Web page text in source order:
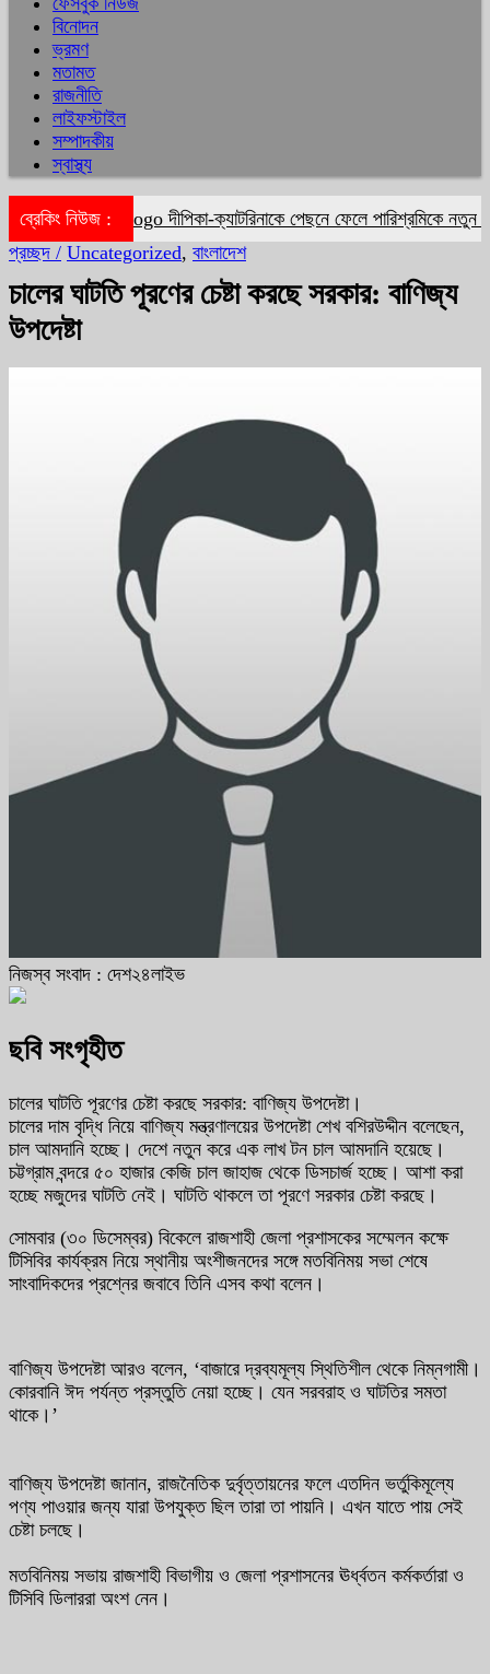
বিনোদন
ভ্রমণ
মতামত
রাজনীতি
লাইফস্টাইল
সম্পাদকীয়
স্বাস্থ্য
ব্রেকিং নিউজ :
দীপিকা-ক্যাটরিনাকে পেছনে ফেলে পারিশ্রমিকে নতুন
প্রচ্ছদ / Uncategorized, বাংলাদেশ
চালের ঘাটতি পূরণের চেষ্টা করছে সরকার: বাণিজ্য
উপদেষ্টা
নিজস্ব সংবাদ : দেশ২৪লাইভ
ছবি সংগৃহীত
চালের ঘাটতি পূরণের চেষ্টা করছে সরকার: বাণিজ্য উপদেষ্টা।
চালের দাম বৃদ্ধি নিয়ে বাণিজ্য মন্ত্রণালয়ের উপদেষ্টা শেখ বশিরউদ্দীন বলেছেন,
চাল আমদানি হচ্ছে। দেশে নতুন করে এক লাখ টন চাল আমদানি হয়েছে।
চট্টগ্রাম বন্দরে ৫০ হাজার কেজি চাল জাহাজ থেকে ডিসচার্জ হচ্ছে। আশা করা
হচ্ছে মজুদের ঘাটতি নেই। ঘাটতি থাকলে তা পূরণে সরকার চেষ্টা করছে।
সোমবার (৩০ ডিসেম্বর) বিকেলে রাজশাহী জেলা প্রশাসকের সম্মেলন কক্ষে
টিসিবির কার্যক্রম নিয়ে স্থানীয় অংশীজনদের সঙ্গে মতবিনিময় সভা শেষে
সাংবাদিকদের প্রশ্নের জবাবে তিনি এসব কথা বলেন।
বাণিজ্য উপদেষ্টা আরও বলেন, ‘বাজারে দ্রব্যমূল্য স্থিতিশীল থেকে নিম্নগামী।
কোরবানি ঈদ পর্যন্ত প্রস্তুতি নেয়া হচ্ছে। যেন সরবরাহ ও ঘাটতির সমতা
থাকে।’
বাণিজ্য উপদেষ্টা জানান, রাজনৈতিক দুর্বৃত্তায়নের ফলে এতদিন ভর্তুকিমূল্যে
পণ্য পাওয়ার জন্য যারা উপযুক্ত ছিল তারা তা পায়নি। এখন যাতে পায় সেই
চেষ্টা চলছে।
মতবিনিময় সভায় রাজশাহী বিভাগীয় ও জেলা প্রশাসনের ঊর্ধ্বতন কর্মকর্তারা ও
টিসিবি ডিলাররা অংশ নেন।